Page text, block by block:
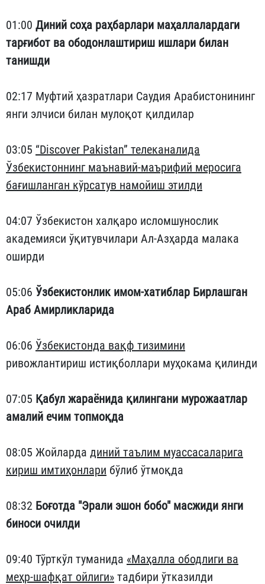
01:00 Диний соҳа раҳбарлари маҳаллалардаги
тарғибот ва ободонлаштириш ишлари билан
танишди
02:17 Муфтий ҳазратлари Саудия Арабистонининг
янги элчиси билан мулоқот қилдилар
03:05 “Discover Pakistan” телеканалида
Ўзбекистоннинг маънавий-маърифий меросига
бағишланган кўрсатув намойиш этилди
04:07 Ўзбекистон халқаро исломшунослик
академияси ўқитувчилари Ал-Азҳарда малака
оширди
05:06 Ўзбекистонлик имом-хатиблар Бирлашган
Араб Амирликларида
06:06 Ўзбекистонда вақф тизимини
ривожлантириш истиқболлари муҳокама қилинди
07:05 Қабул жараёнида қилингани мурожаатлар
амалий ечим топмоқда
08:05 Жойларда диний таълим муассасаларига
кириш имтиҳонлари бўлиб ўтмоқда
08:32 Боғотда "Эрали эшон бобо" масжиди янги
биноси очилди
09:40 Тўрткўл туманида «Маҳалла ободлиги ва
меҳр-шафқат ойлиги» тадбири ўтказилди